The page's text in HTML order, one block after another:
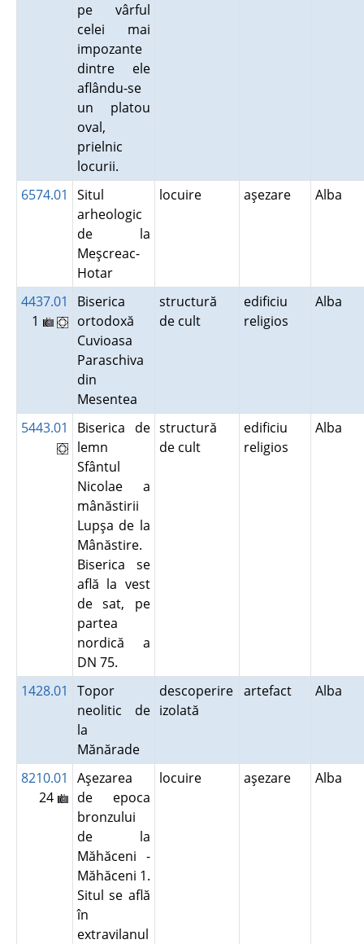
pe vârful
celei mai
impozante
dintre ele
aflându-se
un platou
oval,
prielnic
locurii.
6574.01
Situl
arheologic
de la
Meşcreac-
Hotar
locuire aşezare Alba
4437.01
1
Biserica
ortodoxă
Cuvioasa
Paraschiva
din
Mesentea
structură
de cult
edificiu
religios
Alba
5443.01
Biserica de
lemn
Sfântul
Nicolae a
mânăstirii
Lupşa de la
Mânăstire.
Biserica se
află la vest
de sat, pe
partea
nordică a
DN 75.
structură
de cult
edificiu
religios
Alba
1428.01
Topor
neolitic de
la
Mănărade
descoperire
izolată
artefact Alba
8210.01
24
Aşezarea
de epoca
bronzului
de la
Măhăceni -
Măhăceni 1.
Situl se află
în
extravilanul
locuire aşezare Alba